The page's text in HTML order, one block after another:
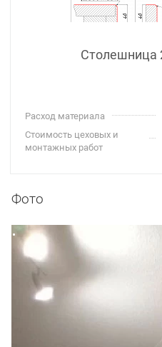
Столешница
Расход материала
Стоимость цеховых и
монтажных работ
Фото